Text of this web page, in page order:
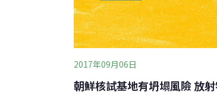
2017年09月06日
朝鮮核試基地有坍塌風險 放